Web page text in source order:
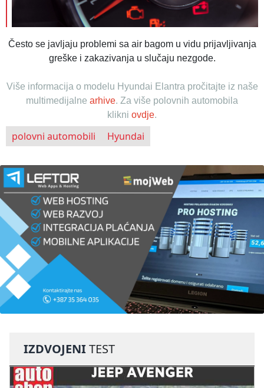
Često se javljaju problemi sa air bagom u vidu prijavljivanja
greške i zakazivanja u slučaju nezgode.
Više informacija o modelu Hyundai Elantra pročitajte iz naše
multimedijalne arhive. Za više polovnih automobila
klikni ovdje.
polovni automobili Hyundai
IZDVOJENITEST